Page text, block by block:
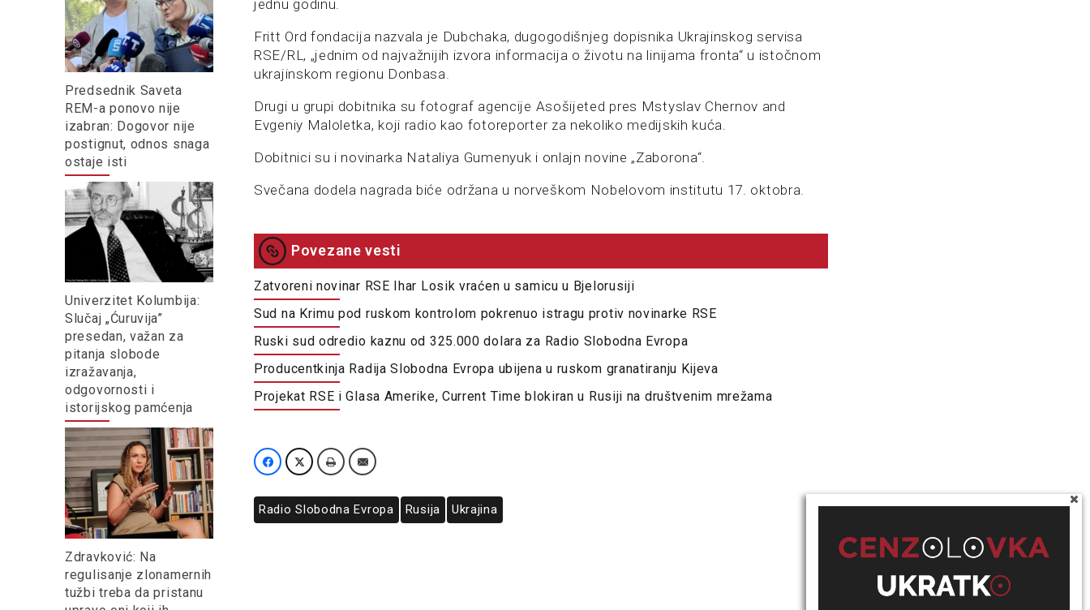
Predsednik Saveta
REM-a ponovo nije
izabran: Dogovor nije
postignut, odnos snaga
ostaje isti
Univerzitet Kolumbija:
Slučaj „Ćuruvija”
presedan, važan za
pitanja slobode
izražavanja,
odgovornosti i
istorijskog pamćenja
Zdravković: Na
regulisanje zlonamernih
tužbi treba da pristanu
jednu godinu.
Fritt Ord fondacija nazvala je Dubchaka, dugogodišnjeg dopisnika Ukrajinskog servisa
RSE/RL, „jednim od najvažnijih izvora informacija o životu na linijama fronta“ u istočnom
ukrajinskom regionu Donbasa.
Drugi u grupi dobitnika su fotograf agencije Asošijeted pres Mstyslav Chernov and
Evgeniy Maloletka, koji radio kao fotoreporter za nekoliko medijskih kuća.
Dobitnici su i novinarka Nataliya Gumenyuk i onlajn novine „Zaborona“.
Svečana dodela nagrada biće održana u norveškom Nobelovom institutu 17. oktobra.
Povezane vesti
Zatvoreni novinar RSE Ihar Losik vraćen u samicu u Bjelorusiji
Sud na Krimu pod ruskom kontrolom pokrenuo istragu protiv novinarke RSE
Ruski sud odredio kaznu od 325.000 dolara za Radio Slobodna Evropa
Producentkinja Radija Slobodna Evropa ubijena u ruskom granatiranju Kijeva
Projekat RSE i Glasa Amerike, Current Time blokiran u Rusiji na društvenim mrežama
Radio Slobodna Evropa Rusija Ukrajina